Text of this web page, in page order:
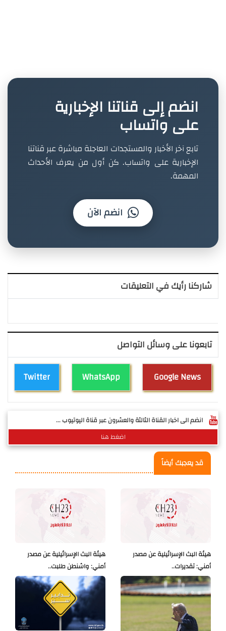
انضم إلى قناتنا الإخبارية
على واتساب
تابع آخر الأخبار والمستجدات العاجلة مباشرة عبر قناتنا
الإخبارية على واتساب. كن أول من يعرف الأحداث
المهمة.
انضم الآن
شاركنا رأيك في التعليقات
تابعونا على وسائل التواصل
Twitter WhatsApp Google News
انضم الى اخبار القناة الثالثة والعشرون عبر قناة اليوتيوب ...
اضغط هنا
قد يعجبك أيضاً
هيئة البث الإسرائيلية عن مصدر
أمني: واشنطن طلبت..
هيئة البث الإسرائيلية عن مصدر
أمني: تقديرات..